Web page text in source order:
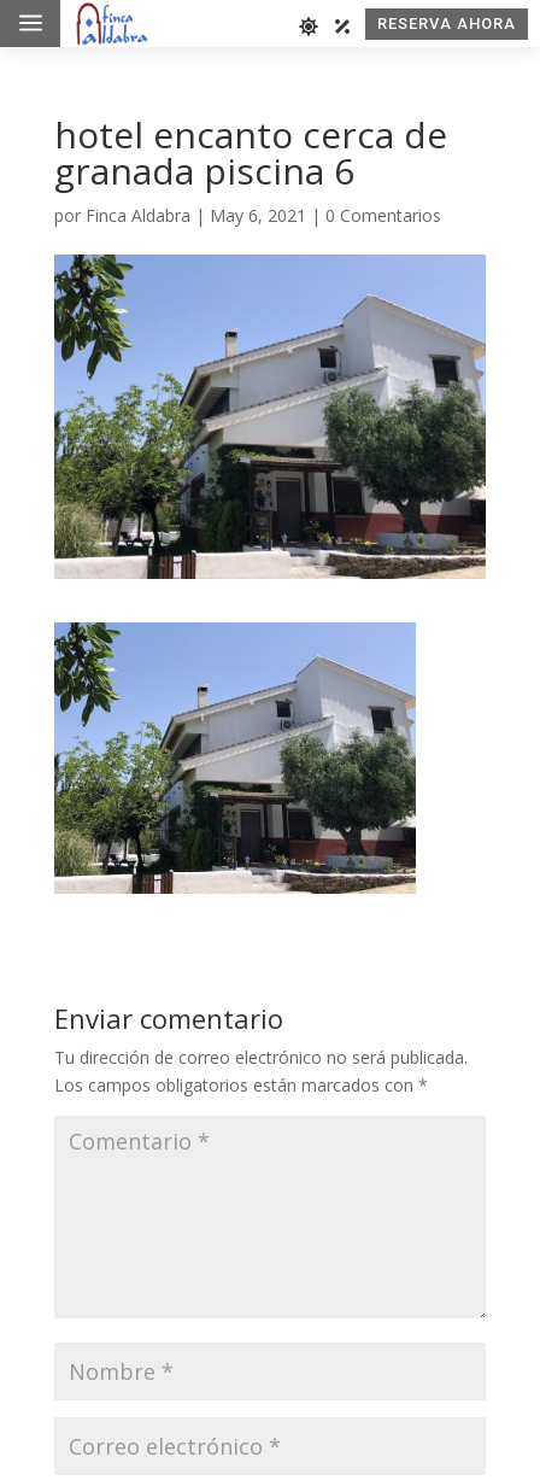
a RESERVA AHORA
hotel encanto cerca de
granada piscina 6
por Finca Aldabra | May 6, 2021 | 0 Comentarios
Enviar comentario
Tu dirección de correo electrónico no será publicada.
Los campos obligatorios están marcados con *